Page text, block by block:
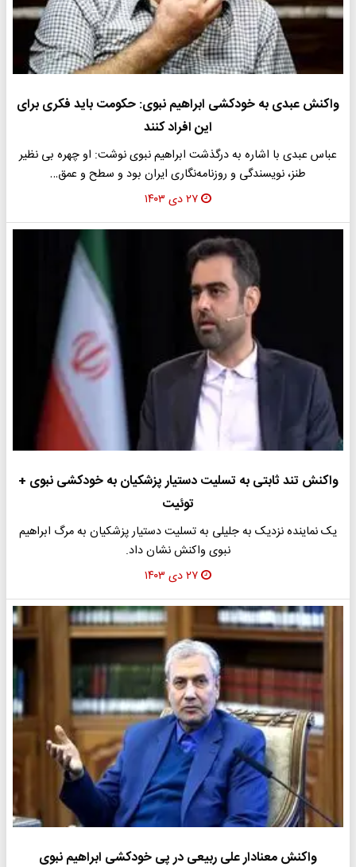
واکنش عبدی به خودکشی ابراهیم نبوی: حکومت باید فکری برای
این افراد کنند
عباس عبدی با اشاره به درگذشت ابراهیم نبوی نوشت: او چهره بی نظیر
طنز، نویسندگی و روزنامه‌نگاری ایران بود و سطح و عمق…
۲۷ دی ۱۴۰۳
واکنش تند ثابتی به تسلیت دستیار پزشکیان به خودکشی نبوی +
توئیت
یک نماینده نزدیک به جلیلی به تسلیت دستیار پزشکیان به مرگ ابراهیم
نبوی واکنش نشان داد.
۲۷ دی ۱۴۰۳
واکنش معنادار علی ربیعی در پی خودکشی ابراهیم نبوی